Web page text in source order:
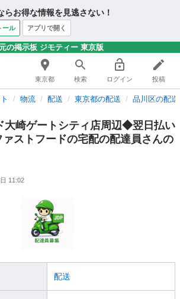
らお得な情報を見逃さない！
ール アプリで開く
の掲示板 ジモティー 東京版
東京都 検索 ログイン 投稿
物流 配送 東京都の配送 品川区の配送
崎ゲートシティ店周辺◆翌日払い
ァストフードの宅配の配達員さんの
11:02
配送